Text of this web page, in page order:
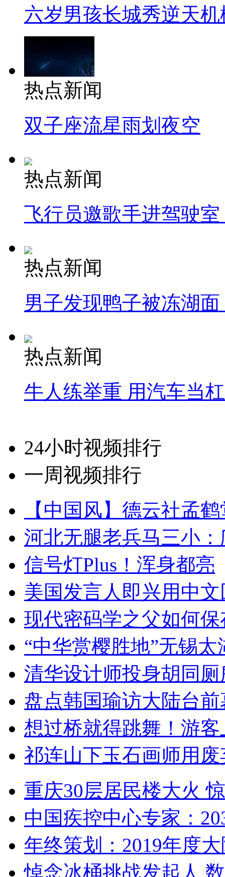
六岁男孩长城秀逆天机
热点新闻
双子座流星雨划夜空
热点新闻
飞行员邀歌手进驾驶
热点新闻
男子发现鸭子被冻湖
热点新闻
牛人练举重 用汽车当
24小时视频排行
一周视频排行
【中国风】德云社孟
河北无腿老兵马三小
信号灯Plus！浑身都亮
美国发言人即兴用中
现代密码学之父如何
“中华赏樱胜地”无锡
清华设计师投身胡同
盘点韩国瑜访大陆台
想过桥就得跳舞！游客
祁连山下玉石画师用
重庆30层居民楼大火
中国疾控中心专家：
年终策划：2019年度
悼念冰桶挑战发起人